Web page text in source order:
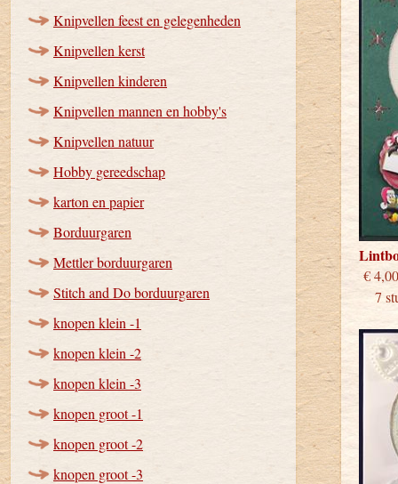
Knipvellen feest en gelegenheden
Knipvellen kerst
Knipvellen kinderen
Knipvellen mannen en hobby's
Knipvellen natuur
Hobby gereedschap
karton en papier
Borduurgaren
Mettler borduurgaren
Stitch and Do borduurgaren
knopen klein -1
knopen klein -2
knopen klein -3
knopen groot -1
knopen groot -2
knopen groot -3
7